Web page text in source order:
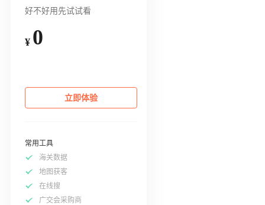
好不好用先试试看
¥ 0
立即体验
常用工具
海关数据
地图获客
在线搜
广交会采购商